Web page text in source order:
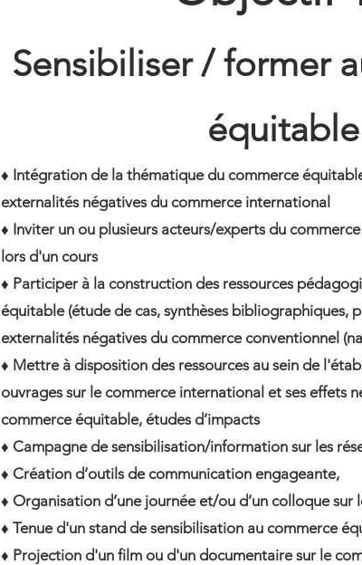
Sensibiliser / former
équitable
♦ Intégration de la thématique du commerce
externalités négatives du commerce international
♦ Inviter un ou plusieurs acteurs/experts du
lors d'un cours
♦ Participer à la construction des ressources
équitable (étude de cas, synthèses bibliographiques,
externalités négatives du commerce conventionnel
♦ Mettre à disposition des ressources au sein de
ouvrages sur le commerce international et ses effets
commerce équitable, études d’impacts
♦ Campagne de sensibilisation/information sur les
♦ Création d’outils de communication engageante,
♦ Organisation d’une journée et/ou d’un colloque
♦ Tenue d'un stand de sensibilisation au commerce
♦ Projection d'un film ou d'un documentaire sur le